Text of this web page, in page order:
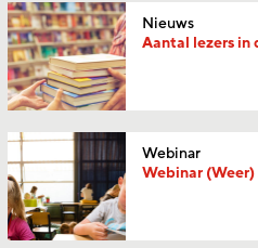
Nieuws
Aantal lezers in
Webinar
Webinar